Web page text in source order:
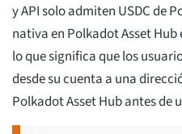
y API solo admiten USDC de
nativa en Polkadot Asset
lo que significa que los
desde su cuenta a una
Polkadot Asset Hub antes de